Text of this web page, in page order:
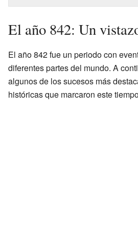
El año 842: Un
El año 842 fue un periodo con
diferentes partes del mundo. A
algunos de los sucesos más
históricas que marcaron este